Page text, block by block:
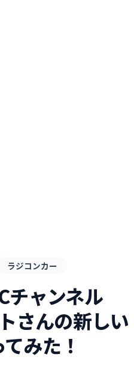
ラジコンカー
チャンネル
さんの新しい
みた！